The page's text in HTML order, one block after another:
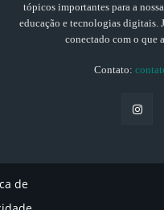
tópicos importantes para a
educação e tecnologias digitais.
conectado com o que
Contato:
de